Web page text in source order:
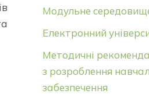
Модульне
Електронний
Методичні
з розроблення
забезпечення